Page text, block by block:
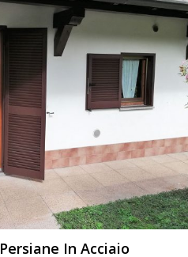
Persiane In Acciaio